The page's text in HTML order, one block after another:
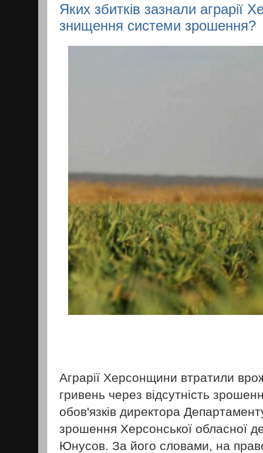
Яких збитків зазнали аграрії
знищення системи зрошення?
Аграрії Херсонщини втратили
гривень через відсутність
обов'язків директора
зрошення Херсонської обласної
Юнусов. За його словами, на